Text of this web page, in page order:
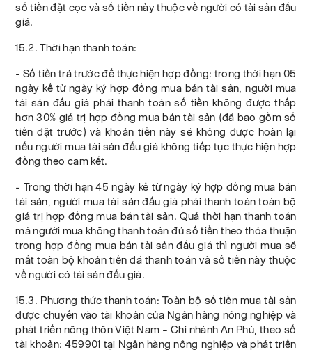
số tiền đặt cọc và số tiền này thuộc về người có tài sản đấu
giá.
15.2. Thời hạn thanh toán:
- Số tiền trả trước để thực hiện hợp đồng: trong thời hạn 05
ngày kể từ ngày ký hợp đồng mua bán tài sản, người mua
tài sản đấu giá phải thanh toán số tiền không được thấp
hơn 30% giá trị hợp đồng mua bán tài sản (đã bao gồm số
tiền đặt trước) và khoản tiền này sẽ không được hoàn lại
nếu người mua tài sản đấu giá không tiếp tục thực hiện hợp
đồng theo cam kết.
- Trong thời hạn 45 ngày kể từ ngày ký hợp đồng mua bán
tài sản, người mua tài sản đấu giá phải thanh toán toàn bộ
giá trị hợp đồng mua bán tài sản. Quá thời hạn thanh toán
mà người mua không thanh toán đủ số tiền theo thỏa thuận
trong hợp đồng mua bán tài sản đấu giá thì người mua sẽ
mất toàn bộ khoản tiền đã thanh toán và số tiền này thuộc
về người có tài sản đấu giá.
15.3. Phương thức thanh toán: Toàn bộ số tiền mua tài sản
được chuyển vào tài khoản của Ngân hàng nông nghiệp và
phát triển nông thôn Việt Nam – Chi nhánh An Phú, theo số
tài khoản: 459901 tại Ngân hàng nông nghiệp và phát triển